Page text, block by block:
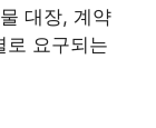
대장, 계약
로 요구되는